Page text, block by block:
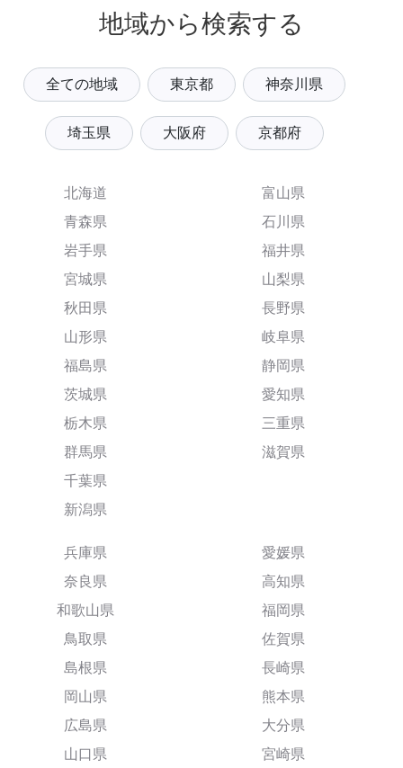
地域から検索する
全ての地域 東京都 神奈川県
埼玉県 大阪府 京都府
北海道
青森県
岩手県
宮城県
秋田県
山形県
福島県
茨城県
栃木県
群馬県
千葉県
新潟県
富山県
石川県
福井県
山梨県
長野県
岐阜県
静岡県
愛知県
三重県
滋賀県
兵庫県
奈良県
和歌山県
鳥取県
島根県
岡山県
広島県
山口県
愛媛県
高知県
福岡県
佐賀県
長崎県
熊本県
大分県
宮崎県